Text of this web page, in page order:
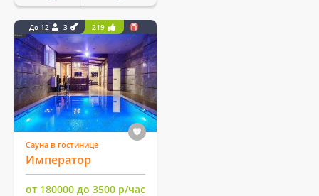
До 12 3 219
Сауна в гостинице
Император
от 180000 до 3500 р/час